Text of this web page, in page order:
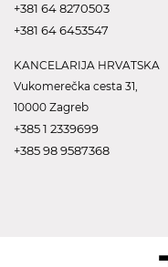
+381 64 8270503
+381 64 6453547
KANCELARIJA HRVATSKA
Vukomerečka cesta 31,
10000 Zagreb
+385 1 2339699
+385 98 9587368